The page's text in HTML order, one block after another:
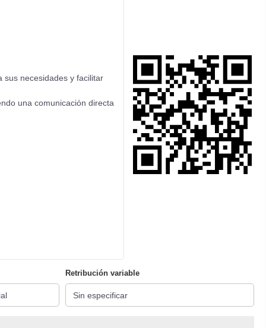
sus necesidades y facilitar
una comunicación directa
Retribución variable